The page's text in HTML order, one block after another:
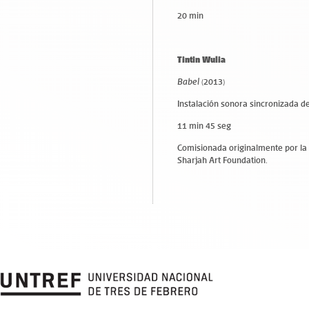
20 min
Tintin Wulia
Babel (2013)
Instalación sonora sincronizada
11 min 45 seg
Comisionada originalmente por
Sharjah Art Foundation.